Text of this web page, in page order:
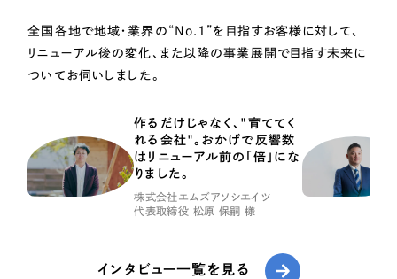
全国各地で地域・業界の“No.1”を目指すお客様に対して、
リニューアル後の変化、また以降の事業展開で目指す未来に
ついてお伺いしました。
作るだけじゃなく、"育ててく
れる会社"。おかげで反響数
はリニューアル前の「倍」にな
りました。
株式会社エムズアソシエイツ
代表取締役 松原 保嗣 様
インタビュー一覧を見る